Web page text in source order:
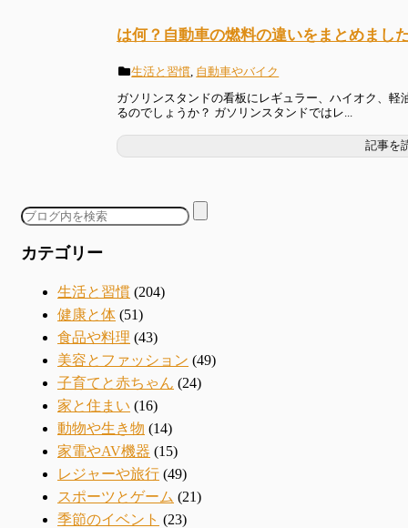
は何？自動車の燃料の違いをまとめまし
生活と習慣 自動車やバイク
ガソリンスタンドの看板にレギュラー、ハイオク、
るのでしょうか？ ガソリンスタンドではレ...
記事を
カテゴリー
生活と習慣 (204)
健康と体 (51)
食品や料理 (43)
美容とファッション (49)
子育てと赤ちゃん (24)
家と住まい (16)
動物や生き物 (14)
家電やAV機器 (15)
レジャーや旅行 (49)
スポーツとゲーム (21)
季節のイベント (23)